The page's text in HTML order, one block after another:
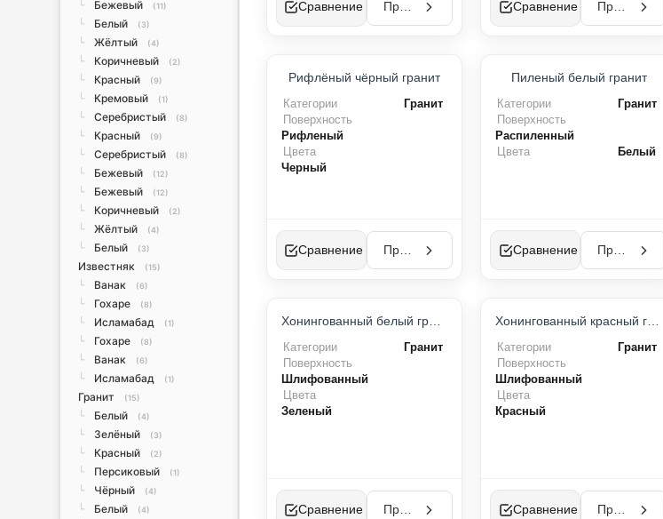
└ Бежевый (11)
└ Белый (3)
└ Жёлтый (4)
└ Коричневый (2)
└ Красный (9)
└ Кремовый (1)
└ Серебристый (8)
└ Красный (9)
└ Серебристый (8)
└ Бежевый (12)
└ Бежевый (12)
└ Коричневый (2)
└ Жёлтый (4)
└ Белый (3)
Известняк (15)
└ Ванак (6)
└ Гохаре (8)
└ Исламабад (1)
└ Гохаре (8)
└ Ванак (6)
└ Исламабад (1)
Гранит (15)
└ Белый (4)
└ Зелёный (3)
└ Красный (2)
└ Персиковый (1)
└ Чёрный (4)
└ Белый (4)
Сравнение Просмотр Сравнение Просмотр
Рифлёный чёрный гранит
Категории
Гранит
Поверхность
Рифленый
Цвета
Черный
Сравнение Просмотр
Пиленый белый гранит
Категории
Гранит
Поверхность
Распиленный
Цвета
Белый
Сравнение Просмотр
Хонингованный белый гранит
Категории
Гранит
Поверхность
Шлифованный
Цвета
Зеленый
Сравнение Просмотр
Хонингованный красный гранит
Категории
Гранит
Поверхность
Шлифованный
Цвета
Красный
Сравнение Просмотр